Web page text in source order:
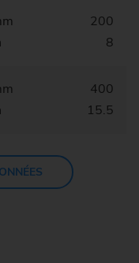
200
8
400
15.5